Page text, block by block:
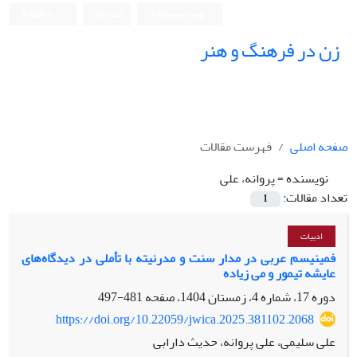
زن در فرهنگ و هنر
صفحه اصلی
فهرست مقالات
نویسنده =پروانه، علی
تعداد مقالات:
1
ادبیات
فمینیسم عربی در مدار سنت و مدرنیته با تأملی در دیدگاه‌های
عایشه تیمور و می زیاده
دوره 17، شماره 4، زمستان 1404، صفحه
481-497
https://doi.org/10.22059/jwica.2025.381102.2068
علی سلیمی، علی پروانه، حدیث دارابی